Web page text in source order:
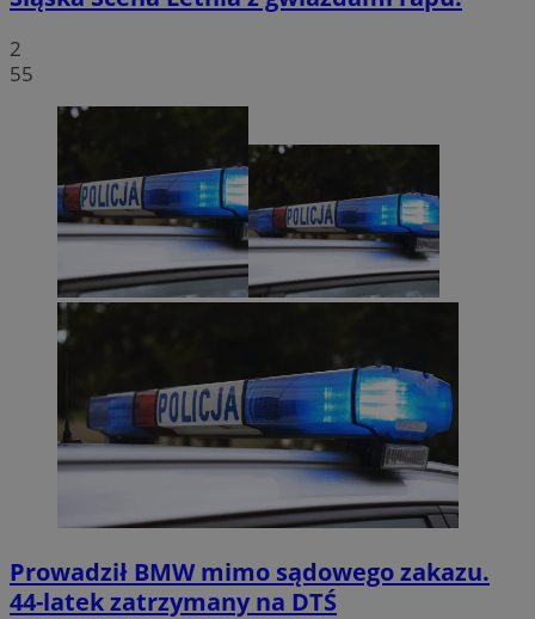
2
55
Prowadził BMW mimo sądowego zakazu.
44-latek zatrzymany na DTŚ